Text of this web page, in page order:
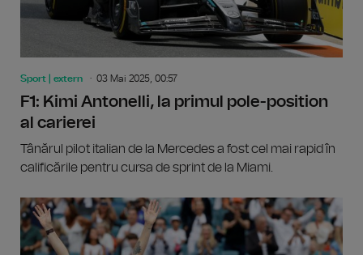
Sport | extern 03 Mai 2025, 00:57
F1: Kimi Antonelli, la primul pole-position
al carierei
Tânărul pilot italian de la Mercedes a fost cel mai rapid în
calificările pentru cursa de sprint de la Miami.